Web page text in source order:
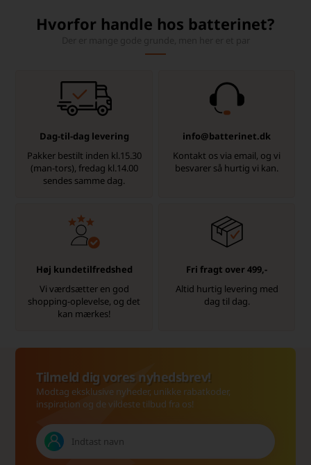
Hvorfor handle hos batterinet?
Dag-til-dag levering
Pakker bestilt inden kl.15.30
(man-tors), fredag kl.14.00
sendes samme dag.
info@batterinet.dk
Kontakt os via email, og vi
besvarer så hurtig vi kan.
Høj kundetilfredshed
Vi værdsætter en god
shopping-oplevelse, og det
kan mærkes!
Fri fragt over 499,-
Altid hurtig levering med
dag til dag.
Tilmeld dig vores nyhedsbrev!
Modtag eksklusive nyheder, unikke rabatkoder,
inspiration og de vildeste tilbud fra os!